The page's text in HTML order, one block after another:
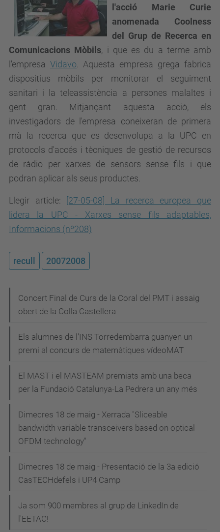
l'acció Marie Curie
anomenada Coolness
del Grup de Recerca en
Comunicacions Mòbils, i que es du a terme amb
l'empresa Vidavo . Aquesta empresa grega fabrica
dispositius mòbils per monitorar el seguiment
sanitari i la teleassistència a persones malaltes i
gent gran. Mitjançant aquesta acció, els
investigadors de l'empresa coneixeran de primera
mà la recerca que es desenvolupa a la UPC en
protocols d'accés i tècniques de gestió de recursos
de ràdio per xarxes de sensors sense fils i que
podran aplicar als seus productes.
Llegir article:
[27-05-08] La recerca europea que
lidera la UPC - Xarxes sense fils adaptables,
Informacions (nº208)
recull 20072008
g
c
Concert Final de Curs de la Coral del PMT i assaig
obert de la Colla Castellera
Els alumnes de l'INS Torredembarra guanyen un
premi al concurs de matemàtiques vídeoMAT
El MAST i el MASTEAM premiats amb una beca
per la Fundació Catalunya-La Pedrera un any més
Dimecres 18 de maig - Xerrada "Sliceable
bandwidth variable transceivers based on optical
OFDM technology"
Dimecres 18 de maig - Presentació de la 3a edició
CasTECHdefels i UP4 Camp
Ja som 900 membres al grup de LinkedIn de
l'EETAC!